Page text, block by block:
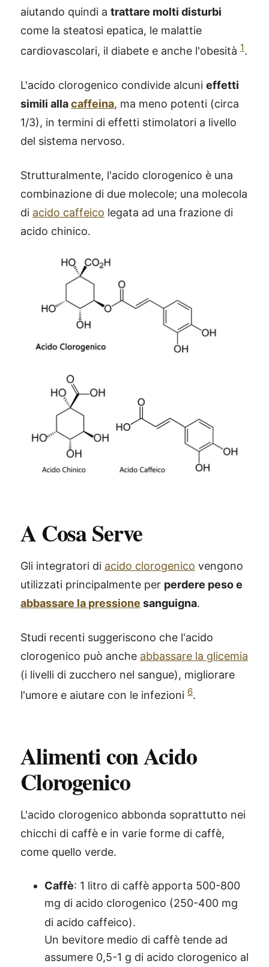
aiutando quindi a trattare molti disturbi
come la steatosi epatica, le malattie
cardiovascolari, il diabete e anche l'obesità 1.
L'acido clorogenico condivide alcuni effetti
simili allacaffeina, ma meno potenti (circa
1/3), in termini di effetti stimolatori a livello
del sistema nervoso.
Strutturalmente, l'acido clorogenico è una
combinazione di due molecole; una molecola
di acido caffeico legata ad una frazione di
acido chinico.
A Cosa Serve
Gli integratori di acido clorogenico vengono
utilizzati principalmente per perdere peso e
abbassare la pressione sanguigna.
Studi recenti suggeriscono che l'acido
clorogenico può anche abbassare la glicemia
(i livelli di zucchero nel sangue), migliorare
l'umore e aiutare con le infezioni 6.
Alimenti con Acido
Clorogenico
L'acido clorogenico abbonda soprattutto nei
chicchi di caffè e in varie forme di caffè,
come quello verde.
Caffè: 1 litro di caffè apporta 500-800
mg di acido clorogenico (250-400 mg
di acido caffeico).
Un bevitore medio di caffè tende ad
assumere 0,5-1 g di acido clorogenico al